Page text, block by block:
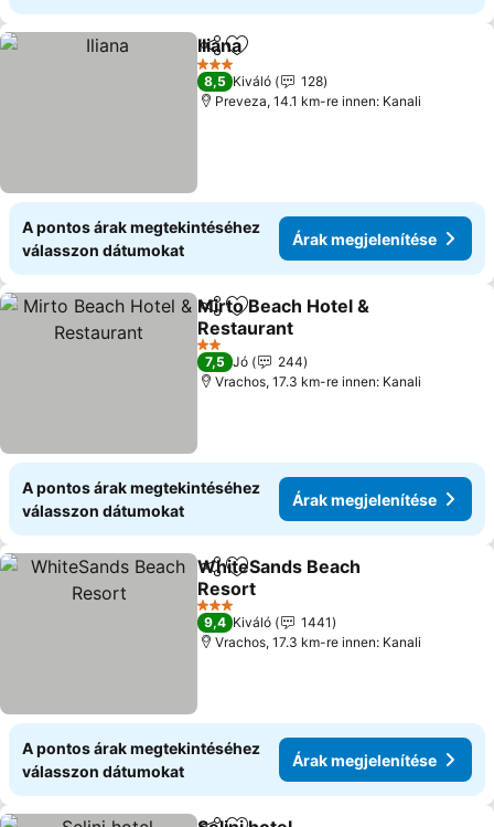
MegosztásHozzáadás a kedvencekhez
Iliana
3 Kategória
8,5 Kiváló
128
Preveza, 14.1 km-re innen: Kanali
A pontos árak megtekintéséhez
válasszon dátumokat
Árak megjelenítése
Megosztás
Hozzáadás a kedvencekhez
Mirto Beach Hotel &
Restaurant
2 Kategória
7,5 Jó
244
Vrachos, 17.3 km-re innen: Kanali
A pontos árak megtekintéséhez
válasszon dátumokat
Árak megjelenítése
Megosztás
Hozzáadás a kedvencekhez
WhiteSands Beach
Resort
3 Kategória
9,4 Kiváló
1441
Vrachos, 17.3 km-re innen: Kanali
A pontos árak megtekintéséhez
válasszon dátumokat
Árak megjelenítése